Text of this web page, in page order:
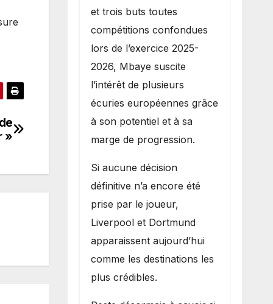
»
et trois buts toutes
compétitions confondues
lors de l’exercice 2025-
2026, Mbaye suscite
l’intérêt de plusieurs
écuries européennes grâce
à son potentiel et à sa
marge de progression.
Si aucune décision
définitive n’a encore été
prise par le joueur,
Liverpool et Dortmund
apparaissent aujourd’hui
comme les destinations les
plus crédibles.